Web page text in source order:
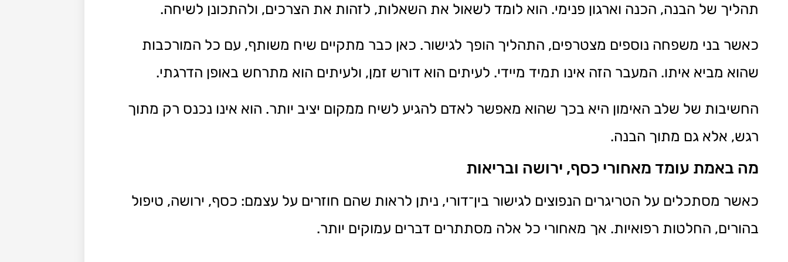
תהליך של הבנה, הכנה וארגון פנימי. הוא לומד לשאול את השאלות, לזהות את הצרכים, ולהתכונן לשיחה.
כאשר בני משפחה נוספים מצטרפים, התהליך הופך לגישור. כאן כבר מתקיים שיח משותף, עם כל המורכבות
שהוא מביא איתו. המעבר הזה אינו תמיד מיידי. לעיתים הוא דורש זמן, ולעיתים הוא מתרחש באופן הדרגתי.
החשיבות של שלב האימון היא בכך שהוא מאפשר לאדם להגיע לשיח ממקום יציב יותר. הוא אינו נכנס רק מתוך
רגש, אלא גם מתוך הבנה.
מה באמת עומד מאחורי כסף, ירושה ובריאות
כאשר מסתכלים על הטריגרים הנפוצים לגישור בין־דורי, ניתן לראות שהם חוזרים על עצמם: כסף, ירושה, טיפול
בהורים, החלטות רפואיות. אך מאחורי כל אלה מסתתרים דברים עמוקים יותר.